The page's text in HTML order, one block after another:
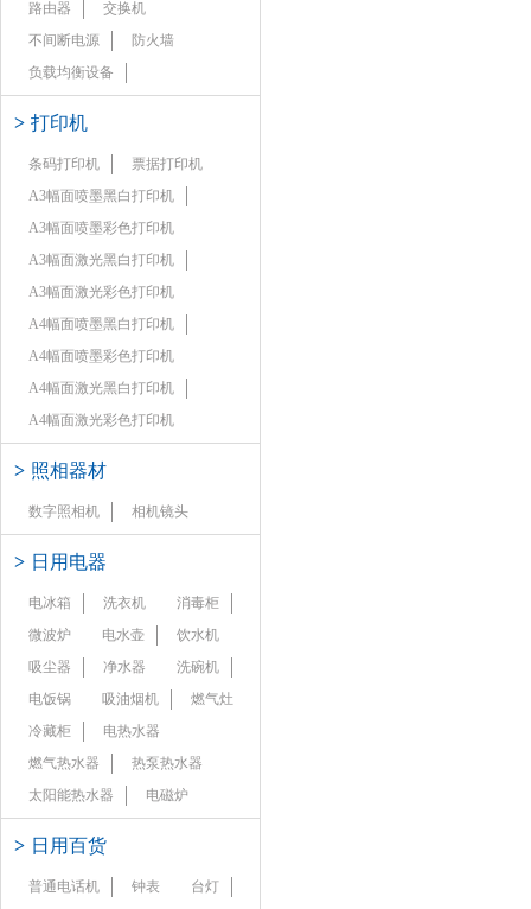
路由器
交换机
不间断电源
防火墙
负载均衡设备
> 打印机
条码打印机
票据打印机
A3幅面喷墨黑白打印机
A3幅面喷墨彩色打印机
A3幅面激光黑白打印机
A3幅面激光彩色打印机
A4幅面喷墨黑白打印机
A4幅面喷墨彩色打印机
A4幅面激光黑白打印机
A4幅面激光彩色打印机
> 照相器材
数字照相机 相机镜头
> 日用电器
电冰箱 洗衣机
消毒柜
微波炉
电水壶
饮水机
吸尘器
净水器
洗碗机
电饭锅
吸油烟机
燃气灶
冷藏柜
电热水器
燃气热水器
热泵热水器
太阳能热水器
电磁炉
> 日用百货
普通电话机 钟表
台灯